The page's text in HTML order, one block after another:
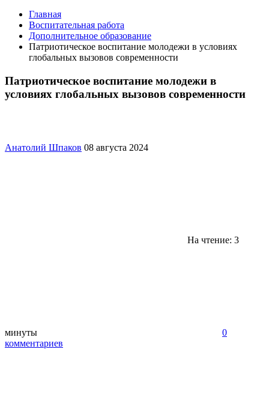
Главная
Воспитательная работа
Дополнительное образование
Патриотическое воспитание молодежи в условиях
глобальных вызовов современности
Патриотическое воспитание молодежи в
условиях глобальных вызовов современности
Анатолий Шпаков 08 августа 2024
На чтение: 3
минуты
0
комментариев